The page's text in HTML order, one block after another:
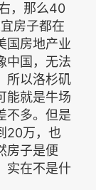
，那么40
房子都在
国房地产业
中国，无法
所以洛杉矶
能就是牛场
不多。但是
20万，也
房子是便
实在不是什